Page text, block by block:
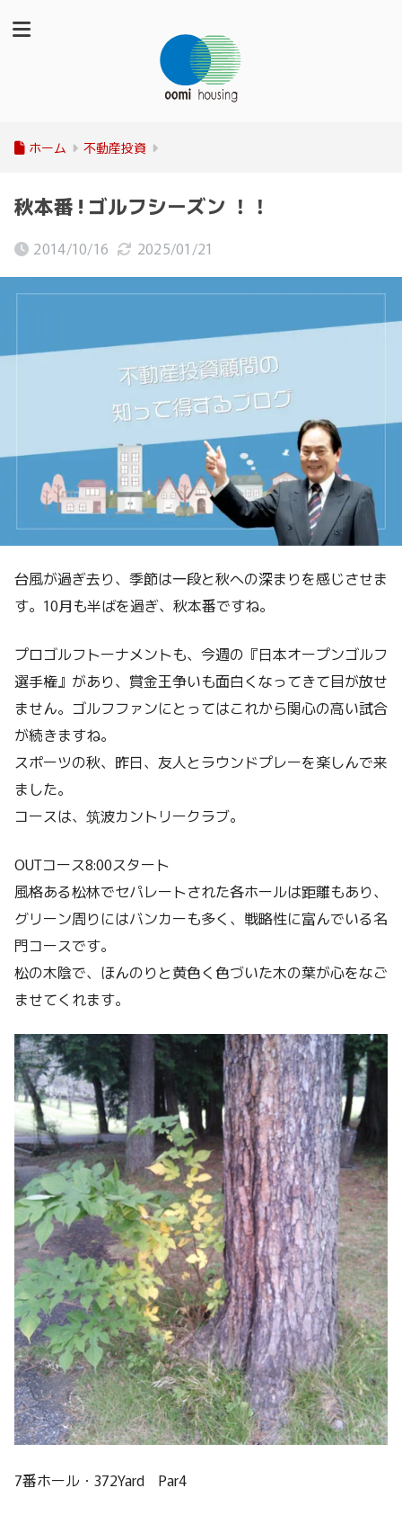
ホーム 不動産投資
秋本番 ! ゴルフシーズン ！！
2014/10/16 2025/01/21
台風が過ぎ去り、季節は一段と秋への深まりを感じさせま
す。10月も半ばを過ぎ、秋本番ですね。
プロゴルフトーナメントも、今週の『日本オープンゴルフ
選手権』があり、賞金王争いも面白くなってきて目が放せ
ません。ゴルフファンにとってはこれから関心の高い試合
が続きますね。
スポーツの秋、昨日、友人とラウンドプレーを楽しんで来
ました。
コースは、筑波カントリークラブ。
OUTコース8:00スタート
風格ある松林でセパレートされた各ホールは距離もあり、
グリーン周りにはバンカーも多く、戦略性に富んでいる名
門コースです。
松の木陰で、ほんのりと黄色く色づいた木の葉が心をなご
ませてくれます。
7番ホール・372Yard Par4